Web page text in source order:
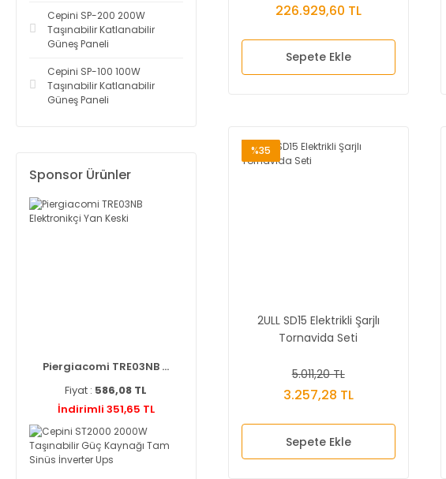
Cepini SP-200 200W
Taşınabilir Katlanabilir
Güneş Paneli
Cepini SP-100 100W
Taşınabilir Katlanabilir
Güneş Paneli
Sponsor Ürünler
Piergiacomi TRE03NB ...
Fiyat : 586,08 TL
İndirimli 351,65 TL
226.929,60 TL
Sepete Ekle
%35
2ULL SD15 Elektrikli Şarjlı
Tornavida Seti
5.011,20 TL
3.257,28 TL
Sepete Ekle